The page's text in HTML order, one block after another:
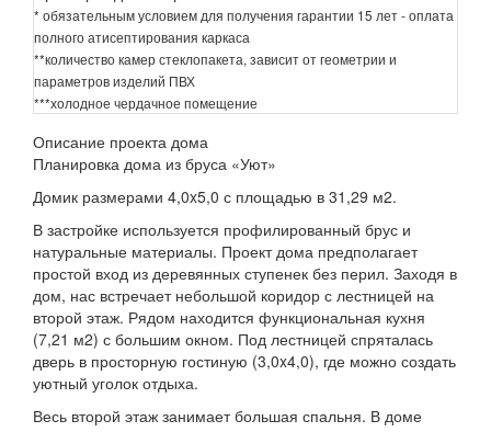
* обязательным условием для получения гарантии 15 лет - оплата
полного атисептирования каркаса
**количество камер стеклопакета, зависит от геометрии и
параметров изделий ПВХ
***холодное чердачное помещение
Описание проекта дома
Планировка дома из бруса «Уют»
Домик размерами 4,0x5,0 с площадью в 31,29 м2.
В застройке используется профилированный брус и
натуральные материалы. Проект дома предполагает
простой вход из деревянных ступенек без перил. Заходя в
дом, нас встречает небольшой коридор с лестницей на
второй этаж. Рядом находится функциональная кухня
(7,21 м2) с большим окном. Под лестницей спряталась
дверь в просторную гостиную (3,0x4,0), где можно создать
уютный уголок отдыха.
Весь второй этаж занимает большая спальня. В доме